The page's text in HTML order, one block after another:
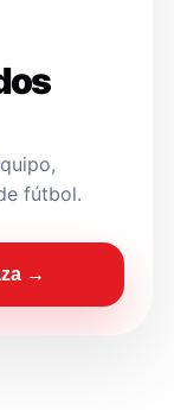
fútbol.
→